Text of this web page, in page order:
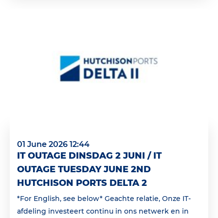
01 June 2026 12:44
IT OUTAGE DINSDAG 2 JUNI / IT
OUTAGE TUESDAY JUNE 2ND
HUTCHISON PORTS DELTA 2
*For English, see below* Geachte relatie, Onze IT-
afdeling investeert continu in ons netwerk en in